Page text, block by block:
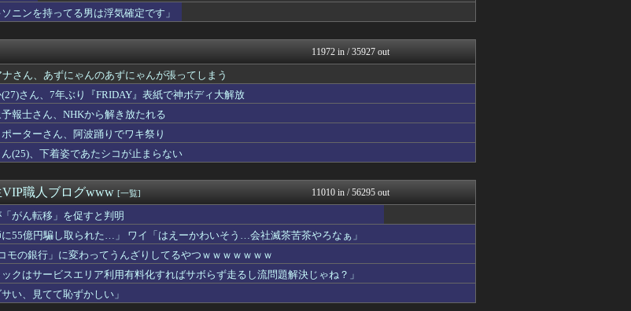
踏んでしまった」駐車場の壁に衝突
チャイチャ虫』発表
日向坂46まとめもり～
ってきてましたから」 九回に３失点で救援失敗の...
なんじぇいスタジアム＠なん...
たシコミニスカートｗｗｗｗｗｗｗｗｗｗ
なんJミュージアム
、高須クリニック息子にマジギレ！怖すぎると話題...
の社員旅行の計画をやらないｗｗｗ
アの洞窟」「ウィーグラフ一騎打ち」「真ムドー...
アニはつ -アニメ発信場-
ｗｗｗｗｗｗｗｗｗｗ
なんJクエスト
ん、離党報告&活動休止を宣言
キャンダルのイメージって何年で消えますか？
たか？
ガールズVIPまとめ
イブでついに初披露【17thシングル】
日向坂46まとめもり～
の社員旅行の計画をやらないｗｗｗ
V速ニュップ
しいわ。価値ある仕事は死の近く、天秤は釣り合...
んワロタ」「現実が見えてきた」→みい山「アニメ...
わんこーる速報！
ネッククーラー持ってる？？
ダイエット速報＠2ちゃんね...
で加入者数5倍・総視聴数4億超えｗｗｗｗｗｗ...
なんJクエスト
ガールズVIPまとめ
れる“最後の選択” 日銀植田総裁「今後は女性の...
ル円は1ドル157円台まで急落
かせまと！
ニンを持ってる男は浮気確定です」
11972 in / 35927 out
ナさん、あずにゃんのあずにゃんが張ってしまう
(27)さん、7年ぶり『FRIDAY』表紙で神ボディ大解放
予報士さん、NHKから解き放たれる
ポーターさん、阿波踊りでワキ祭り
ん(25)、下着姿であたシコが止まらない
職人ブログwww [一覧] 11010 in / 56295 out
「がん転移」を促すと判明
55億円騙し取られた…」 ワイ「はえーかわいそう…会社滅茶苦茶やろなぁ」
モの銀行」に変わってうんざりしてるやつｗｗｗｗｗｗｗ
ックはサービスエリア利用有料化すればサボらず走るし流問題解決じゃね？」
い、見てて恥ずかしい」